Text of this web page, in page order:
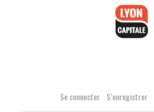
Se connecter S’enregistrer